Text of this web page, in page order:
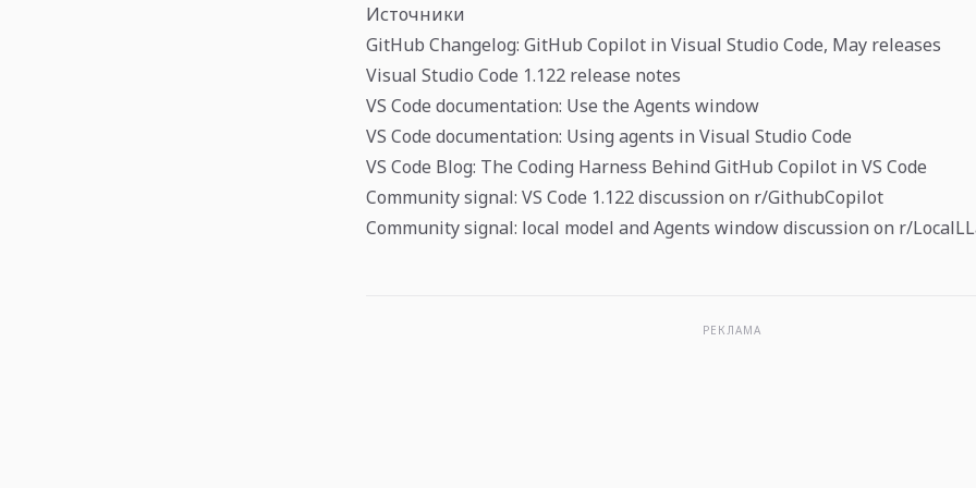
Источники
GitHub Changelog: GitHub Copilot in Visual Studio Code, May releases
Visual Studio Code 1.122 release notes
VS Code documentation: Use the Agents window
VS Code documentation: Using agents in Visual Studio Code
VS Code Blog: The Coding Harness Behind GitHub Copilot in VS Code
Community signal: VS Code 1.122 discussion on r/GithubCopilot
Community signal: local model and Agents window discussion on r/
РЕКЛАМА